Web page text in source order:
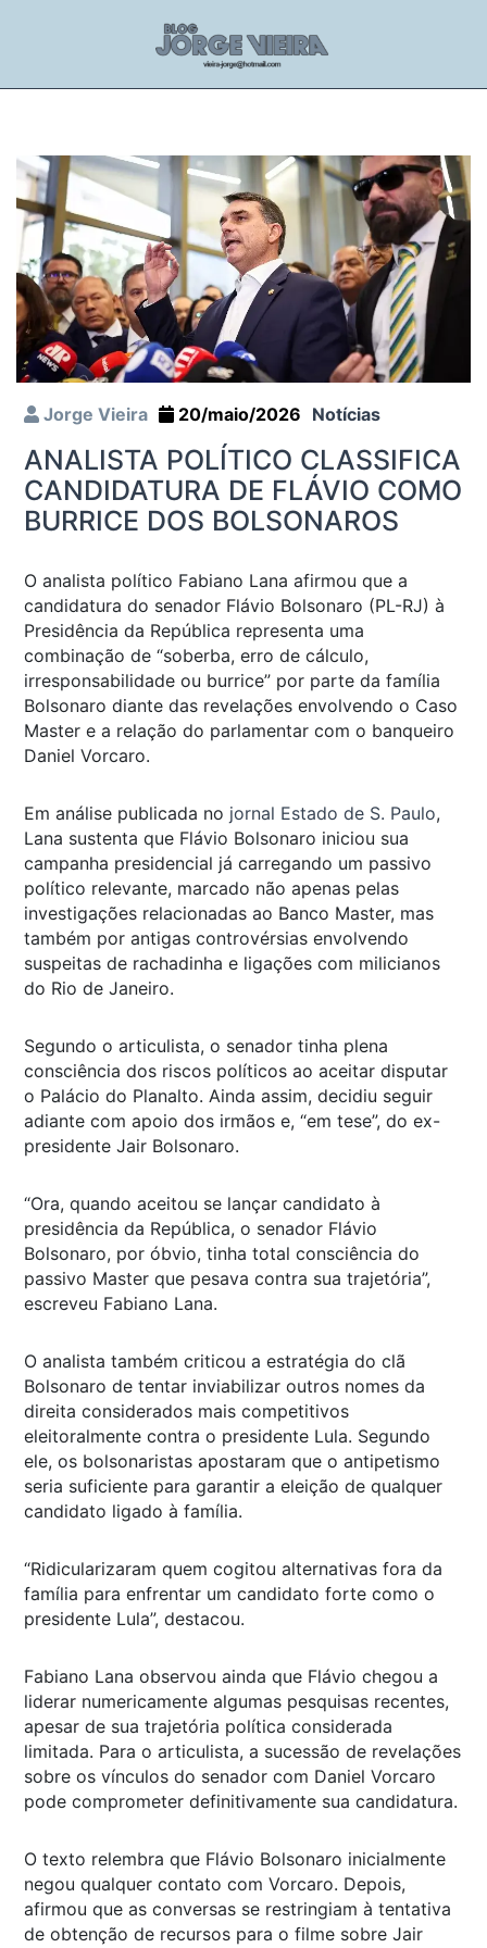
Jorge Vieira 20/maio/2026 Notícias
ANALISTA POLÍTICO CLASSIFICA
CANDIDATURA DE FLÁVIO COMO
BURRICE DOS BOLSONAROS
O analista político Fabiano Lana afirmou que a
candidatura do senador Flávio Bolsonaro (PL-RJ) à
Presidência da República representa uma
combinação de “soberba, erro de cálculo,
irresponsabilidade ou burrice” por parte da família
Bolsonaro diante das revelações envolvendo o Caso
Master e a relação do parlamentar com o banqueiro
Daniel Vorcaro.
Em análise publicada no jornal Estado de S. Paulo,
Lana sustenta que Flávio Bolsonaro iniciou sua
campanha presidencial já carregando um passivo
político relevante, marcado não apenas pelas
investigações relacionadas ao Banco Master, mas
também por antigas controvérsias envolvendo
suspeitas de rachadinha e ligações com milicianos
do Rio de Janeiro.
Segundo o articulista, o senador tinha plena
consciência dos riscos políticos ao aceitar disputar
o Palácio do Planalto. Ainda assim, decidiu seguir
adiante com apoio dos irmãos e, “em tese”, do ex-
presidente Jair Bolsonaro.
“Ora, quando aceitou se lançar candidato à
presidência da República, o senador Flávio
Bolsonaro, por óbvio, tinha total consciência do
passivo Master que pesava contra sua trajetória”,
escreveu Fabiano Lana.
O analista também criticou a estratégia do clã
Bolsonaro de tentar inviabilizar outros nomes da
direita considerados mais competitivos
eleitoralmente contra o presidente Lula. Segundo
ele, os bolsonaristas apostaram que o antipetismo
seria suficiente para garantir a eleição de qualquer
candidato ligado à família.
“Ridicularizaram quem cogitou alternativas fora da
família para enfrentar um candidato forte como o
presidente Lula”, destacou.
Fabiano Lana observou ainda que Flávio chegou a
liderar numericamente algumas pesquisas recentes,
apesar de sua trajetória política considerada
limitada. Para o articulista, a sucessão de revelações
sobre os vínculos do senador com Daniel Vorcaro
pode comprometer definitivamente sua candidatura.
O texto relembra que Flávio Bolsonaro inicialmente
negou qualquer contato com Vorcaro. Depois,
afirmou que as conversas se restringiam à tentativa
de obtenção de recursos para o filme sobre Jair